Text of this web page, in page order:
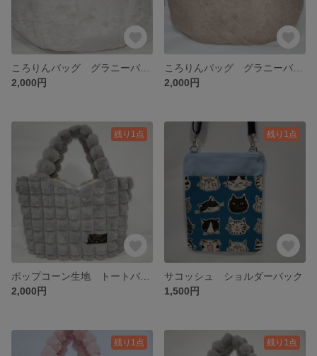
2,000円
2,000円
残り1点
2,000円
残り1点
サコッシュ ショルダーバック
1,500円
残り1点 残り1点